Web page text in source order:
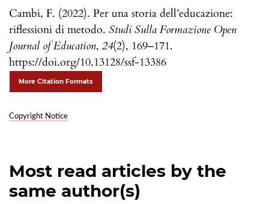
Cambi, F. (2022). Per una storia dell’educazione:
riflessioni di metodo. Studi Sulla Formazione Open
Journal of Education, 24(2), 169–171.
https://doi.org/10.13128/ssf-13386
More Citation Formats
Copyright Notice
Most read articles by the
same author(s)